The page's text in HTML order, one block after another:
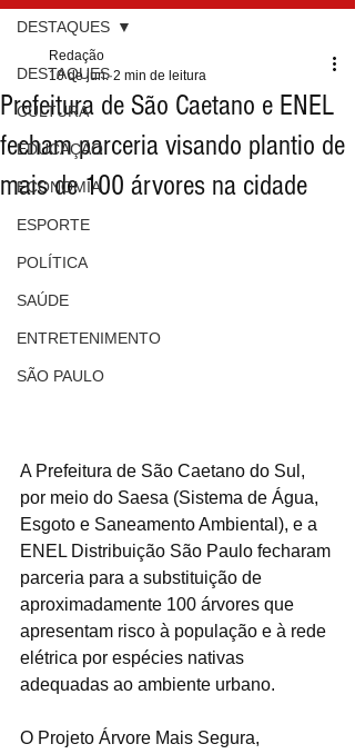
DESTAQUES
CULTURA
EDUCAÇÃO
ECONOMIA
ESPORTE
POLÍTICA
SAÚDE
ENTRETENIMENTO
SÃO PAULO
DESTAQUES
Prefeitura de São Caetano e ENEL
fecham parceria visando plantio de
mais de 100 árvores na cidade
Redação
10 de jun. 2 min de leitura
A Prefeitura de São Caetano do Sul,
por meio do Saesa (Sistema de Água,
Esgoto e Saneamento Ambiental), e a
ENEL Distribuição São Paulo fecharam
parceria para a substituição de
aproximadamente 100 árvores que
apresentam risco à população e à rede
elétrica por espécies nativas
adequadas ao ambiente urbano.
O Projeto Árvore Mais Segura,